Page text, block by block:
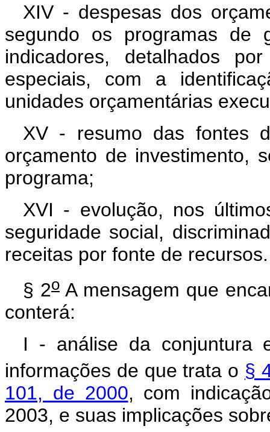
XIV - despesas dos
segundo os programas de
indicadores, detalhados
especiais, com a
unidades orçamentárias
XV - resumo das fontes
orçamento de investimento,
programa;
XVI - evolução, nos
seguridade social,
receitas por fonte de recursos.
§ 2o A mensagem que
conterá:
I - análise da conjuntura
informações de que trata o §
101, de 2000, com
2003, e suas implicações